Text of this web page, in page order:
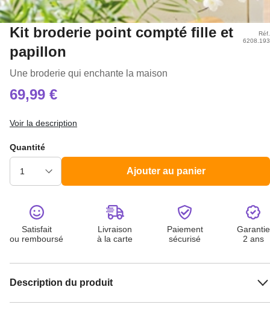
Kit broderie point compté fille et
papillon
Une broderie qui enchante la maison
Réf.
6208.193
69,99 €
Voir la description
Quantité
Ajouter au panier
Satisfait
ou remboursé
Livraison
à la carte
Paiement
sécurisé
Garantie
2 ans
Description du produit